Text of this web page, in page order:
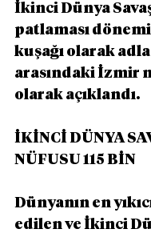
İkinci Dünya
patlaması
kuşağı olarak
arasındaki İzmir
olarak açıklandı.
İKİNCİ DÜNYA
NÜFUSU 115 BİN
Dünyanın en
edilen ve İkinci